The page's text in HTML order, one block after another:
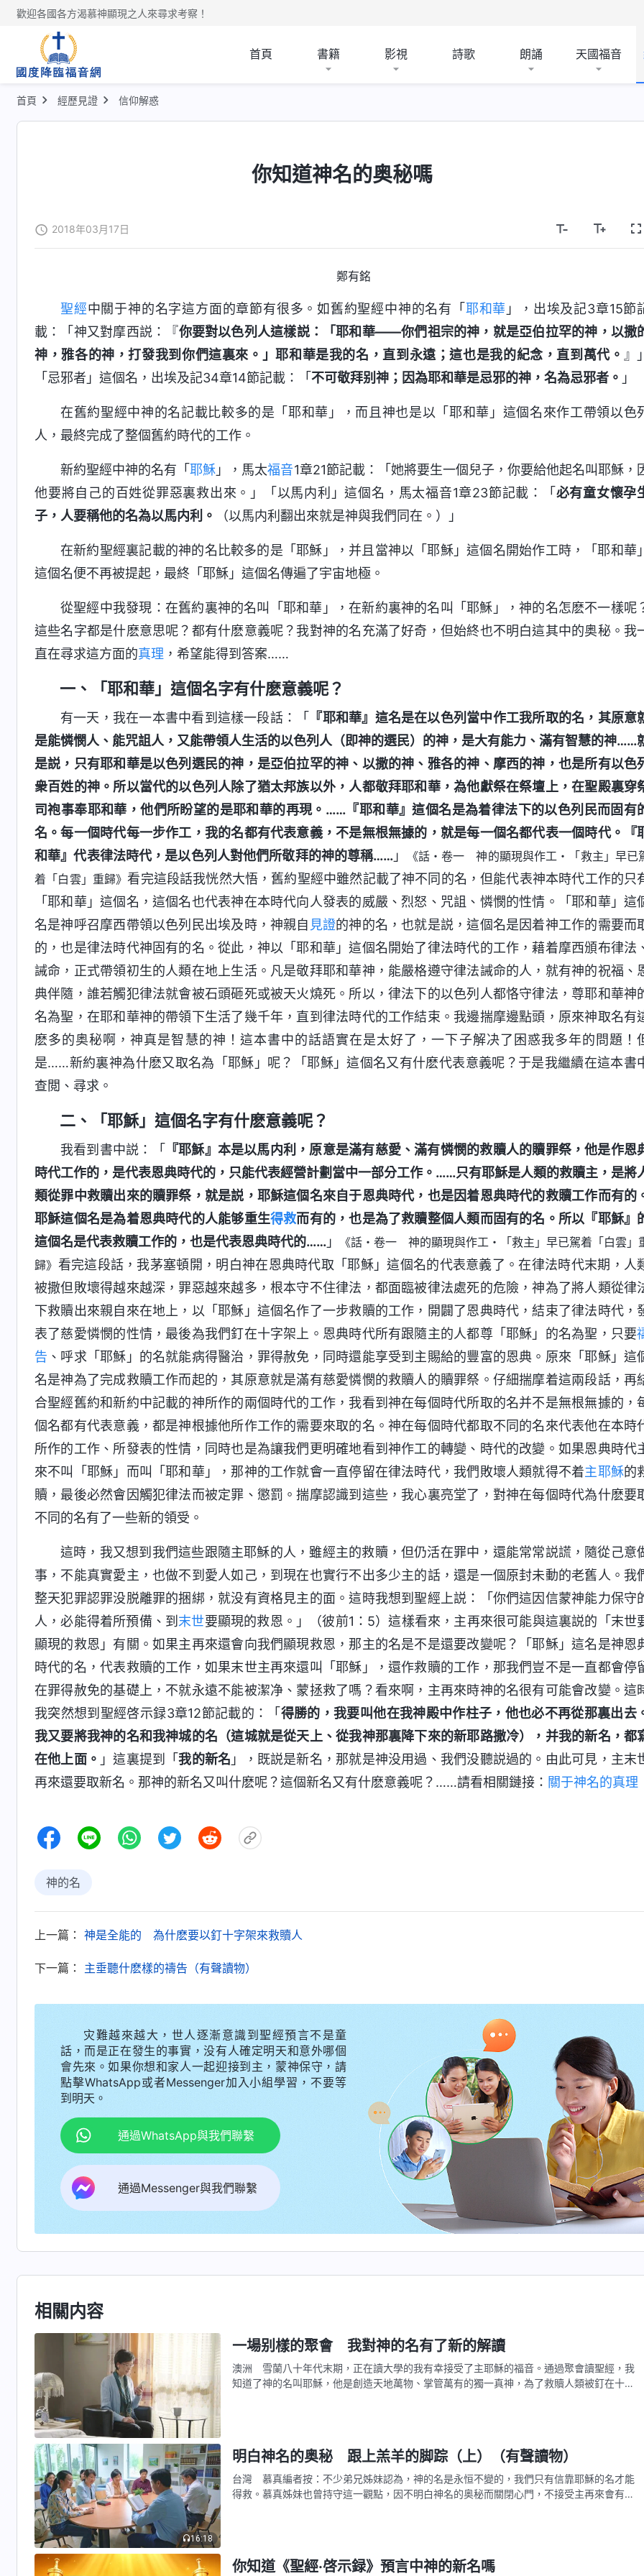
歡迎各國各方渴慕神顯現之人來尋求考察！
首頁 書籍 影視 詩歌 朗誦 天國福音
首頁 經歷見證 信仰解惑
你知道神名的奥秘嗎
2018年03月17日
鄭有銘
聖經中關于神的名字這方面的章節有很多。如舊約聖經中神的名有「 耶和華 」，出埃及記3章15節
載：「神又對摩西説：『你要對以色列人這樣説：「耶和華——你們祖宗的神，就是亞伯拉罕的神，以撒
神，雅各的神，打發我到你們這裏來。」耶和華是我的名，直到永遠；這也是我的紀念，直到萬代。 』」
「忌邪者」這個名，出埃及記34章14節記載：「 不可敬拜别神；因為耶和華是忌邪的神，名為忌邪者。 」
在舊約聖經中神的名記載比較多的是「耶和華」，而且神也是以「耶和華」這個名來作工帶領以色
人，最終完成了整個舊約時代的工作。
新約聖經中神的名有「耶穌 」，馬太福音1章21節記載：「她將要生一個兒子，你要給他起名叫耶穌，
他要將自己的百姓從罪惡裏救出來。」「以馬内利」這個名，馬太福音1章23節記載：「 必有童女懷孕
子，人要稱他的名為以馬内利。
（以馬内利翻出來就是神與我們同在。）」
在新約聖經裏記載的神的名比較多的是「耶穌」，并且當神以「耶穌」這個名開始作工時，「耶和華」
這個名便不再被提起，最終「耶穌」這個名傳遍了宇宙地極。
從聖經中我發現：在舊約裏神的名叫「耶和華」，在新約裏神的名叫「耶穌」，神的名怎麽不一樣呢
這些名字都是什麽意思呢？都有什麽意義呢？我對神的名充滿了好奇，但始終也不明白這其中的奥秘。我
直在尋求這方面的真理 ，希望能得到答案……
一、「耶和華」這個名字有什麽意義呢？
有一天，我在一本書中看到這樣一段話：「
『耶和華』這名是在以色列當中作工我所取的名，其原意
是能憐憫人、能咒詛人，又能帶領人生活的以色列人（即神的選民）的神，是大有能力、滿有智慧的神……
是説，只有耶和華是以色列選民的神，是亞伯拉罕的神、以撒的神、雅各的神、摩西的神，也是所有以色
衆百姓的神。所以當代的以色列人除了猶太邦族以外，人都敬拜耶和華，為他獻祭在祭壇上，在聖殿裏穿
司袍事奉耶和華，他們所盼望的是耶和華的再現。……『耶和華』這個名是為着律法下的以色列民而固有
名。每一個時代每一步作工，我的名都有代表意義，不是無根無據的，就是每一個名都代表一個時代。『
和華』代表律法時代，是以色列人對他們所敬拜的神的尊稱…… 」
《話・卷一 神的顯現與作工・「救主」早已
着「白雲」重歸》看完這段話我恍然大悟，舊約聖經中雖然記載了神不同的名，但能代表神本時代工作的只
「耶和華」這個名，這個名也代表神在本時代向人發表的威嚴、烈怒、咒詛、憐憫的性情。「耶和華」這
名是神呼召摩西帶領以色列民出埃及時，神親自 見證的神的名，也就是説，這個名是因着神工作的需要而
的，也是律法時代神固有的名。從此，神以「耶和華」這個名開始了律法時代的工作，藉着摩西頒布律法
誡命，正式帶領初生的人類在地上生活。凡是敬拜耶和華神，能嚴格遵守律法誡命的人，就有神的祝福、
典伴隨，誰若觸犯律法就會被石頭砸死或被天火燒死。所以，律法下的以色列人都恪守律法，尊耶和華神
名為聖，在耶和華神的帶領下生活了幾千年，直到律法時代的工作結束。我邊揣摩邊點頭，原來神取名有
麽多的奥秘啊，神真是智慧的神！這本書中的話語實在是太好了，一下子解决了困惑我多年的問題！
是……新約裏神為什麽又取名為「耶穌」呢？「耶穌」這個名又有什麽代表意義呢？于是我繼續在這本書
查閲、尋求。
二、「耶穌」這個名字有什麽意義呢？
我看到書中説：「
『耶穌』本是以馬内利，原意是滿有慈愛、滿有憐憫的救贖人的贖罪祭，他是作恩
時代工作的，是代表恩典時代的，只能代表經營計劃當中一部分工作。……只有耶穌是人類的救贖主，是將
類從罪中救贖出來的贖罪祭，就是説，耶穌這個名來自于恩典時代，也是因着恩典時代的救贖工作而有的
耶穌這個名是為着恩典時代的人能够重生得救而有的，也是為了救贖整個人類而固有的名。所以『耶穌』
這個名是代表救贖工作的，也是代表恩典時代的…… 」
《話・卷一 神的顯現與作工・「救主」早已駕着「白雲」
歸》 看完這段話，我茅塞頓開，明白神在恩典時代取「耶穌」這個名的代表意義了。在律法時代末期，人
被撒但敗壞得越來越深，罪惡越來越多，根本守不住律法，都面臨被律法處死的危險，神為了將人類從律
下救贖出來親自來在地上，以「耶穌」這個名作了一步救贖的工作，開闢了恩典時代，結束了律法時代，
表了慈愛憐憫的性情，最後為我們釘在十字架上。恩典時代所有跟隨主的人都尊「耶穌」的名為聖，只要
告 、呼求「耶穌」的名就能病得醫治，罪得赦免，同時還能享受到主賜給的豐富的恩典。原來「耶穌」這
名是神為了完成救贖工作而起的，其原意就是滿有慈愛憐憫的救贖人的贖罪祭。仔細揣摩着這兩段話，再
合聖經舊約和新約中記載的神所作的兩個時代的工作，我看到神在每個時代所取的名并不是無根無據的，
個名都有代表意義，都是神根據他所作工作的需要來取的名。神在每個時代都取不同的名來代表他在本時
所作的工作、所發表的性情，同時也是為讓我們更明確地看到神作工的轉變、時代的改變。如果恩典時代
來不叫「耶穌」而叫「耶和華」，那神的工作就會一直停留在律法時代，我們敗壞人類就得不着主耶穌的
贖，最後必然會因觸犯律法而被定罪、懲罰。揣摩認識到這些，我心裏亮堂了，對神在每個時代為什麽要
不同的名有了一些新的領受。
這時，我又想到我們這些跟隨主耶穌的人，雖經主的救贖，但仍活在罪中，還能常常説謊，隨從己意
事，不能真實愛主，也做不到愛人如己，到現在也實行不出多少主的話，還是一個原封未動的老舊人。我
整天犯罪認罪没脱離罪的捆綁，就没有資格見主的面。這時我想到聖經上説：「你們這因信蒙神能力保守
人，必能得着所預備、到 末世要顯現的救恩。」（彼前1：5）這樣看來，主再來很可能與這裏説的「末世
顯現的救恩」有關。如果主再來還會向我們顯現救恩，那主的名是不是還要改變呢？「耶穌」這名是神恩
時代的名，代表救贖的工作，如果末世主再來還叫「耶穌」，還作救贖的工作，那我們豈不是一直都會停
在罪得赦免的基礎上，不就永遠不能被潔净、蒙拯救了嗎？看來啊，主再來時神的名很有可能會改變。這
我突然想到聖經啓示録3章12節記載的：「 得勝的，我要叫他在我神殿中作柱子，他也必不再從那裏出去
我又要將我神的名和我神城的名（這城就是從天上、從我神那裏降下來的新耶路撒冷），并我的新名，都
在他上面。 」這裏提到「我的新名 」，既説是新名，那就是神没用過、我們没聽説過的。由此可見，主末
再來還要取新名。那神的新名又叫什麽呢？這個新名又有什麽意義呢？……請看相關鏈接： 關于神名的真理
神的名
上一篇： 神是全能的 為什麽要以釘十字架來救贖人
下一篇： 主垂聽什麽樣的禱告（有聲讀物）
灾難越來越大，世人逐漸意識到聖經預言不是童
話，而是正在發生的事實，没有人確定明天和意外哪個
會先來。如果你想和家人一起迎接到主，蒙神保守，請
點擊WhatsApp或者Messenger加入小組學習，不要等
到明天。
通過WhatsApp與我們聯繫
通過Messenger與我們聯繫
相關内容
一場别樣的聚會 我對神的名有了新的解讀
澳洲 雪蘭八十年代末期，正在讀大學的我有幸接受了主耶穌的福音。通過聚會讀聖經，我
知道了神的名叫耶穌，他是創造天地萬物、掌管萬有的獨一真神，為了救贖人類被釘在十字
16:18
明白神名的奥秘 跟上羔羊的脚踪（上）（有聲讀物）
台灣 慕真編者按：不少弟兄姊妹認為，神的名是永恒不變的，我們只有信靠耶穌的名才能
得救。慕真姊妹也曾持守這一觀點，因不明白神名的奥秘而關閉心門，不接受主再來會有新
你知道《聖經·啓示録》預言中神的新名嗎